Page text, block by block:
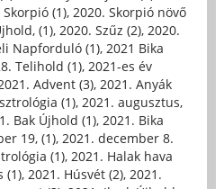
Skorpió (1), 2020. Skorpió növő
(1), 2020. Szűz (2), 2020.
Napforduló (1), 2021 Bika
Telihold (1), 2021-es év
Advent (3), 2021. Anyák
(1), 2021. augusztus,
Bak Újhold (1), 2021. Bika
19, (1), 2021. december 8.
(1), 2021. Halak hava
(1), 2021. Húsvét (2), 2021.